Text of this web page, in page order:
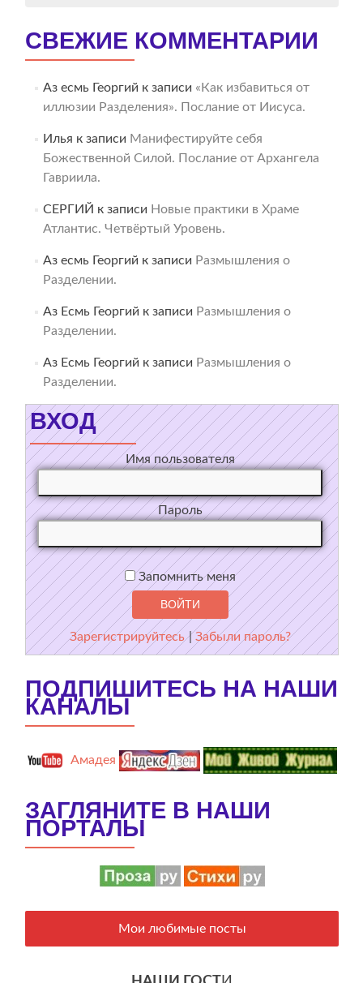
СВЕЖИЕ КОММЕНТАРИИ
Аз есмь Георгий к записи «Как избавиться от
иллюзии Разделения». Послание от Иисуса.
Илья к записи Манифестируйте себя
Божественной Силой. Послание от Архангела
Гавриила.
СЕРГИЙ к записи Новые практики в Храме
Атлантис. Четвёртый Уровень.
Аз есмь Георгий к записи Размышления о
Разделении.
Аз Есмь Георгий к записи Размышления о
Разделении.
Аз Есмь Георгий к записи Размышления о
Разделении.
ВХОД
Имя пользователя
Пароль
Запомнить меня
Зарегистрируйтесь |Забыли пароль?
ПОДПИШИТЕСЬ НА НАШИ
КАНАЛЫ
Амадея
ЗАГЛЯНИТЕ В НАШИ
ПОРТАЛЫ
Мои любимые посты